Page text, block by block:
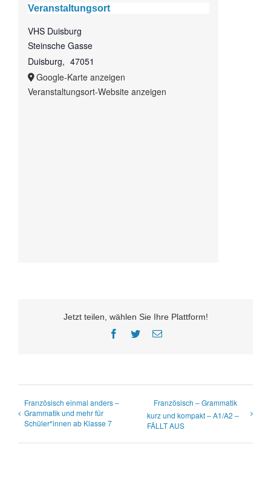
Veranstaltungsort
VHS Duisburg
Steinsche Gasse
Duisburg, 47051
Google-Karte anzeigen
Veranstaltungsort-Website anzeigen
Jetzt teilen, wählen Sie Ihre Plattform!
Facebook
TwitterE-
Französisch einmal anders –
Grammatik und mehr für
Schüler*innen ab Klasse 7
Französisch – Grammatik
kurz und kompakt – A1/A2 –
FÄLLT AUS